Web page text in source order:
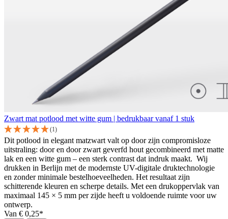
Zwart mat potlood met witte gum | bedrukbaar vanaf 1 stuk
(1)
Dit potlood in elegant matzwart valt op door zijn compromisloze
uitstraling: door en door zwart geverfd hout gecombineerd met matte
lak en een witte gum – een sterk contrast dat indruk maakt. Wij
drukken in Berlijn met de modernste UV-digitale druktechnologie
en zonder minimale bestelhoeveelheden. Het resultaat zijn
schitterende kleuren en scherpe details. Met een drukoppervlak van
maximaal 145 × 5 mm per zijde heeft u voldoende ruimte voor uw
ontwerp.
Van € 0,25*